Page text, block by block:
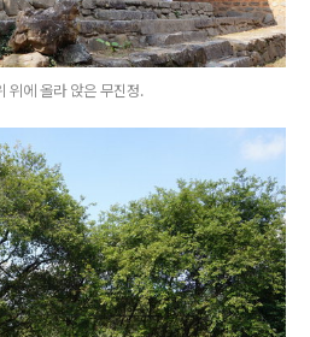
위에 올라 앉은 무진정.